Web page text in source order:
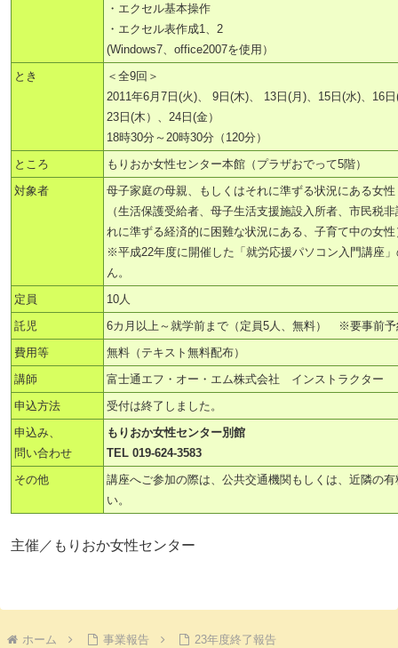
・エクセル基本操作
・エクセル表作成1、2
(Windows7、office2007を使用）
とき
＜全9回＞
2011年6月7日(火)、 9日(木)、 13日(月)、15日(水)、16
23日(木）、24日(金）
18時30分～20時30分（120分）
ところ
もりおか女性センター本館（プラザおでって5階）
対象者
母子家庭の母親、もしくはそれに準ずる状況にある女性
（生活保護受給者、母子生活支援施設入所者、市民税
れに準ずる経済的に困難な状況にある、子育て中の女性
※平成22年度に開催した「就労応援パソコン入門講座
ん。
定員
10人
託児
6カ月以上～就学前まで（定員5人、無料） ※要事前予
費用等
無料（テキスト無料配布）
講師
富士通エフ・オー・エム株式会社 インストラクター
申込方法
受付は終了しました。
申込み、
問い合わせ
もりおか女性センター別館
TEL 019-624-3583
その他
講座へご参加の際は、公共交通機関もしくは、近隣の
い。
主催／もりおか女性センター
ホーム 事業報告 23年度終了報告